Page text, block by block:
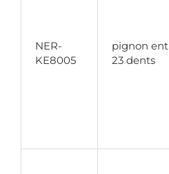
NER-
KE8005
pignon
23 dents